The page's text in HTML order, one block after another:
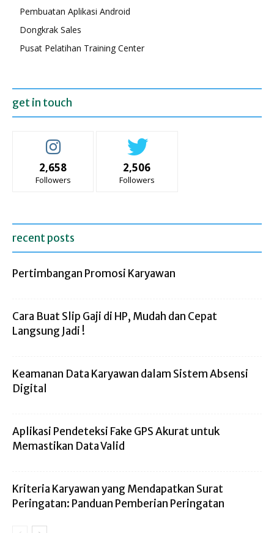
Pembuatan Aplikasi Android
Dongkrak Sales
Pusat Pelatihan Training Center
get in touch
2,658
Followers
2,506
Followers
recent posts
Pertimbangan Promosi Karyawan
Cara Buat Slip Gaji di HP, Mudah dan Cepat
Langsung Jadi !
Keamanan Data Karyawan dalam Sistem Absensi
Digital
Aplikasi Pendeteksi Fake GPS Akurat untuk
Memastikan Data Valid
Kriteria Karyawan yang Mendapatkan Surat
Peringatan: Panduan Pemberian Peringatan